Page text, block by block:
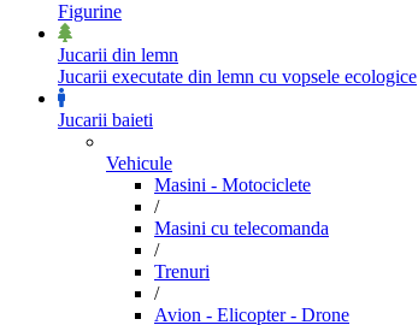
Figurine
Jucarii din lemn
Jucarii executate din lemn cu vopsele ecologice
Jucarii baieti
Vehicule
Masini - Motociclete
/
Masini cu telecomanda
/
Trenuri
/
Avion - Elicopter - Drone